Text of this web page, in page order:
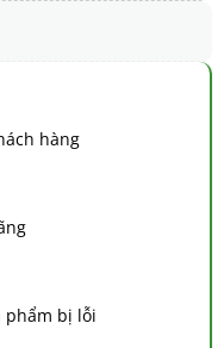
hàng
phẩm bị lỗi